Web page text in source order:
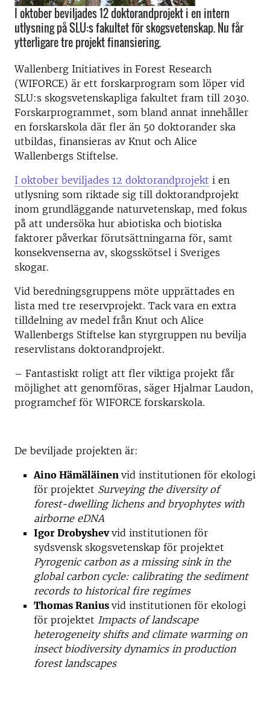
I oktober beviljades 12 doktorandprojekt i en intern
utlysning på SLU:s fakultet för skogsvetenskap. Nu får
ytterligare tre projekt finansiering.
Wallenberg Initiatives in Forest Research
(WIFORCE) är ett forskarprogram som löper vid
SLU:s skogsvetenskapliga fakultet fram till 2030.
Forskarprogrammet, som bland annat innehåller
en forskarskola där fler än 50 doktorander ska
utbildas, finansieras av Knut och Alice
Wallenbergs Stiftelse.
I oktober beviljades 12 doktorandprojekt i en
utlysning som riktade sig till doktorandprojekt
inom grundläggande naturvetenskap, med fokus
på att undersöka hur abiotiska och biotiska
faktorer påverkar förutsättningarna för, samt
konsekvenserna av, skogsskötsel i Sveriges
skogar.
Vid beredningsgruppens möte upprättades en
lista med tre reservprojekt. Tack vara en extra
tilldelning av medel från Knut och Alice
Wallenbergs Stiftelse kan styrgruppen nu bevilja
reservlistans doktorandprojekt.
– Fantastiskt roligt att fler viktiga projekt får
möjlighet att genomföras, säger Hjalmar Laudon,
programchef för WIFORCE forskarskola.
De beviljade projekten är:
Aino Hämäläinen vid institutionen för ekologi
för projektet Surveying the diversity of
forest-dwelling lichens and bryophytes with
airborne eDNA
Igor Drobyshevvid institutionen för
sydsvensk skogsvetenskap för projektet
Pyrogenic carbon as a missing sink in the
global carbon cycle: calibrating the sediment
records to historical fire regimes
Thomas Ranius vid institutionen för ekologi
för projektet Impacts of landscape
heterogeneity shifts and climate warming on
insect biodiversity dynamics in production
forest landscapes